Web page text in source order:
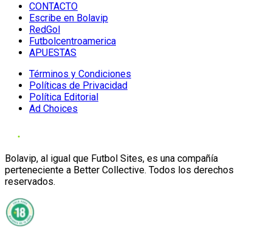
CONTACTO
Escribe en Bolavip
RedGol
Futbolcentroamerica
APUESTAS
Términos y Condiciones
Políticas de Privacidad
Política Editorial
Ad Choices
Bolavip, al igual que Futbol Sites, es una compañía
perteneciente a Better Collective. Todos los derechos
reservados.